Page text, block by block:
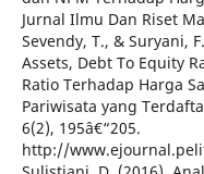
Jurnal Ilmu Dan Riset
Sevendy, T., & Suryani,
Assets, Debt To Equity
Ratio Terhadap Harga
Pariwisata yang
6(2), 195â€“205.
http://